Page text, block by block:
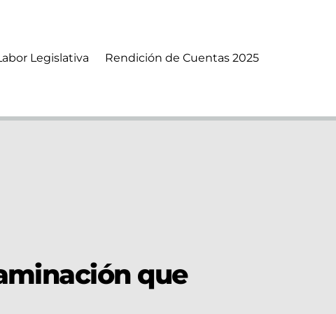
Legislativa Rendición de Cuentas 2025
que